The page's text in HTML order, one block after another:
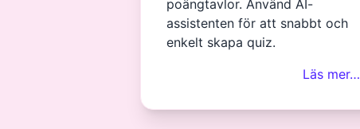
poängtavlor. Använd AI-
assistenten för att snabbt och
enkelt skapa quiz.
Läs mer…